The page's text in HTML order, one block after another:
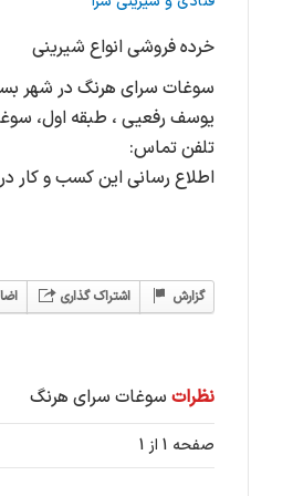
خرده فروشی انواع شیرینی
سوغات سرای هرنگ در شهر
یوسف رفعیی ، طبقه اول،
تلفن تماس:
اطلاع رسانی این کسب و کار در
اشتراک گذاری گزارش
نظرات سوغات سرای هرنگ
صفحه 1 از 1